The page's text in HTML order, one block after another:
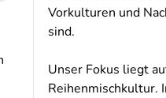
Vorkulturen und
sind.
Unser Fokus liegt
Reihenmischkultur.